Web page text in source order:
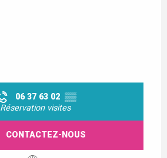
06 37 63 02 ▒▒
Réservation visites
CONTACTEZ-NOUS